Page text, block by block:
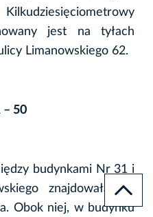
jest na tyłach
Limanowskiego 62.
– 50
budynkami Nr 31 i
znajdowała się
Obok niej, w budynku